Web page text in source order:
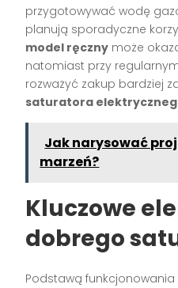
przygotowywać wodę
planują sporadyczne
model ręczny może
natomiast przy
rozważyć zakup bardziej
saturatora
Jak narysować
marzeń?
Kluczowe
dobrego
Podstawą